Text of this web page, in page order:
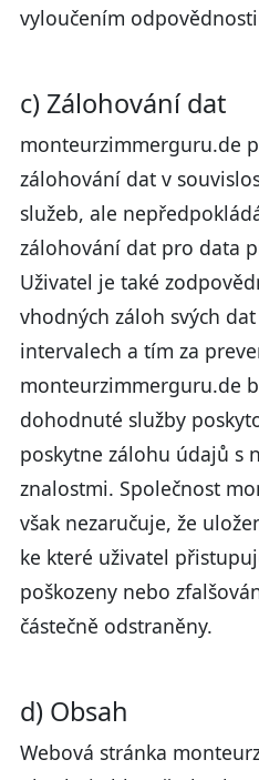
vyloučením
c) Zálohování dat
monteurzimmerguru.de
zálohování dat v
služeb, ale
zálohování dat pro data
Uživatel je také
vhodných záloh svých
intervalech a tím za
monteurzimmerguru.de
dohodnuté služby
poskytne zálohu údajů s
znalostmi. Společnost
však nezaručuje, že
ke které uživatel
poškozeny nebo
částečně odstraněny.
d) Obsah
Webová stránka